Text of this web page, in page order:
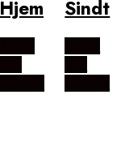
Hjem
Sindt